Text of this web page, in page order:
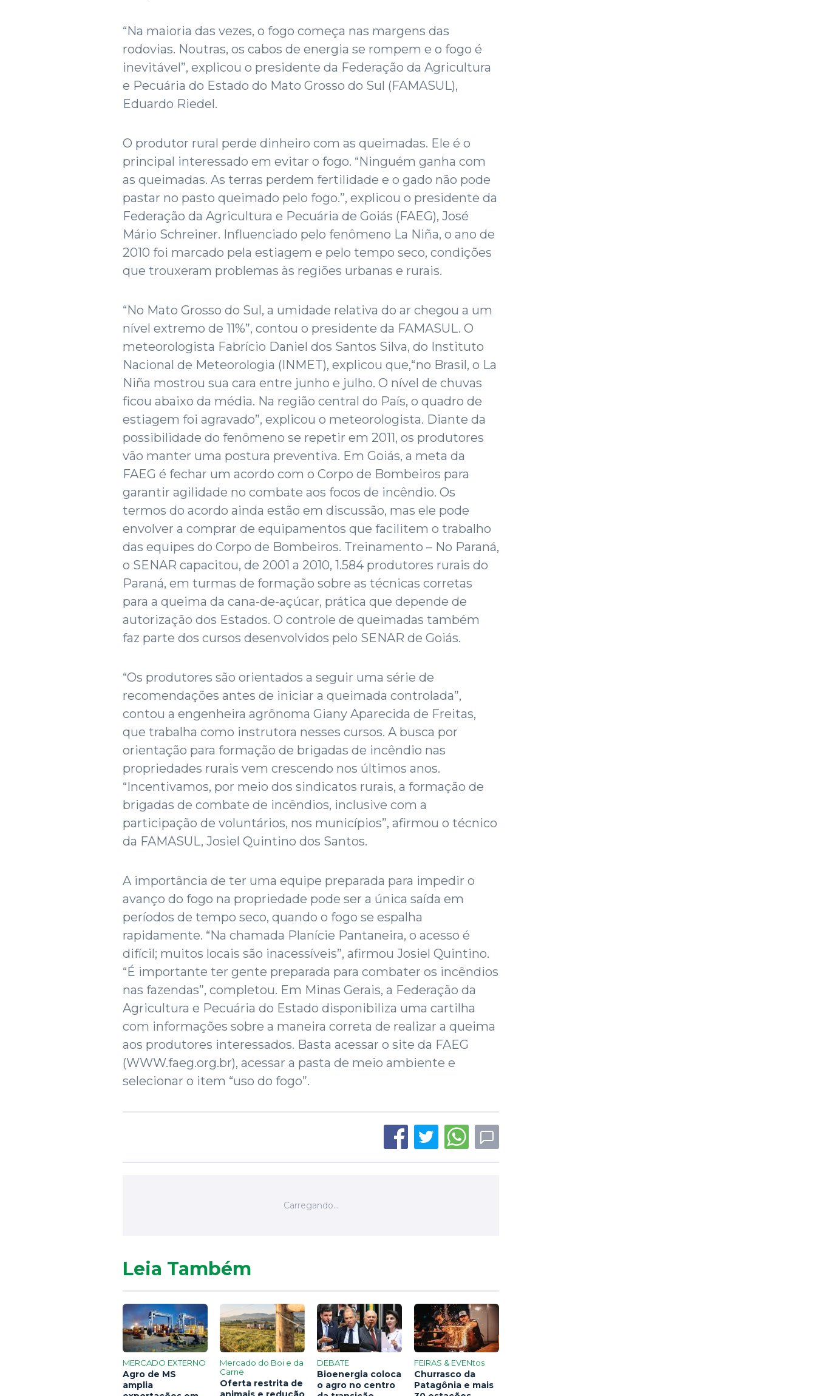
“Na maioria das vezes, o fogo começa nas margens das
rodovias. Noutras, os cabos de energia se rompem e o fogo é
inevitável”, explicou o presidente da Federação da Agricultura
e Pecuária do Estado do Mato Grosso do Sul (FAMASUL),
Eduardo Riedel.
O produtor rural perde dinheiro com as queimadas. Ele é o
principal interessado em evitar o fogo. “Ninguém ganha com
as queimadas. As terras perdem fertilidade e o gado não pode
pastar no pasto queimado pelo fogo.”, explicou o presidente da
Federação da Agricultura e Pecuária de Goiás (FAEG), José
Mário Schreiner. Influenciado pelo fenômeno La Niña, o ano de
2010 foi marcado pela estiagem e pelo tempo seco, condições
que trouxeram problemas às regiões urbanas e rurais.
“No Mato Grosso do Sul, a umidade relativa do ar chegou a um
nível extremo de 11%”, contou o presidente da FAMASUL. O
meteorologista Fabrício Daniel dos Santos Silva, do Instituto
Nacional de Meteorologia (INMET), explicou que,“no Brasil, o La
Niña mostrou sua cara entre junho e julho. O nível de chuvas
ficou abaixo da média. Na região central do País, o quadro de
estiagem foi agravado”, explicou o meteorologista. Diante da
possibilidade do fenômeno se repetir em 2011, os produtores
vão manter uma postura preventiva. Em Goiás, a meta da
FAEG é fechar um acordo com o Corpo de Bombeiros para
garantir agilidade no combate aos focos de incêndio. Os
termos do acordo ainda estão em discussão, mas ele pode
envolver a comprar de equipamentos que facilitem o trabalho
das equipes do Corpo de Bombeiros. Treinamento – No Paraná,
o SENAR capacitou, de 2001 a 2010, 1.584 produtores rurais do
Paraná, em turmas de formação sobre as técnicas corretas
para a queima da cana-de-açúcar, prática que depende de
autorização dos Estados. O controle de queimadas também
faz parte dos cursos desenvolvidos pelo SENAR de Goiás.
“Os produtores são orientados a seguir uma série de
recomendações antes de iniciar a queimada controlada”,
contou a engenheira agrônoma Giany Aparecida de Freitas,
que trabalha como instrutora nesses cursos. A busca por
orientação para formação de brigadas de incêndio nas
propriedades rurais vem crescendo nos últimos anos.
“Incentivamos, por meio dos sindicatos rurais, a formação de
brigadas de combate de incêndios, inclusive com a
participação de voluntários, nos municípios”, afirmou o técnico
da FAMASUL, Josiel Quintino dos Santos.
A importância de ter uma equipe preparada para impedir o
avanço do fogo na propriedade pode ser a única saída em
períodos de tempo seco, quando o fogo se espalha
rapidamente. “Na chamada Planície Pantaneira, o acesso é
difícil; muitos locais são inacessíveis”, afirmou Josiel Quintino.
“É importante ter gente preparada para combater os incêndios
nas fazendas”, completou. Em Minas Gerais, a Federação da
Agricultura e Pecuária do Estado disponibiliza uma cartilha
com informações sobre a maneira correta de realizar a queima
aos produtores interessados. Basta acessar o site da FAEG
(WWW.faeg.org.br), acessar a pasta de meio ambiente e
selecionar o item “uso do fogo”.
Leia Também
MERCADO EXTERNO
Agro de MS
amplia
Mercado do Boi e da
Carne
Oferta restrita de
DEBATE
Bioenergia coloca
o agro no centro
FEIRAS & EVENtos
Churrasco da
Patagônia e mais